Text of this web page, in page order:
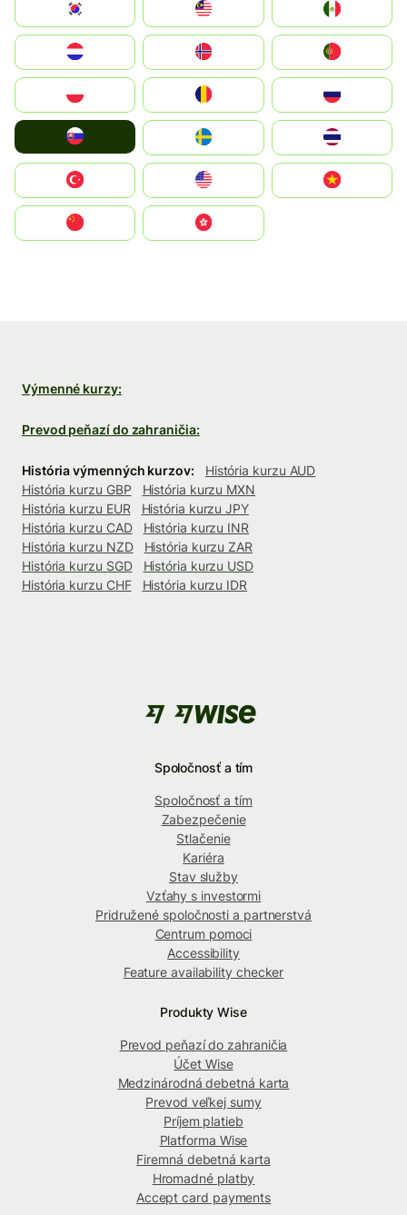
South Korea
United States
中國香港特別行政區
Výmenné kurzy:
Prevod peňazí do zahraničia:
História výmenných kurzov:
História kurzu AUD
História kurzu GBP
História kurzu MXN
História kurzu EUR
História kurzu JPY
História kurzu CAD
História kurzu INR
História kurzu NZD
História kurzu ZAR
História kurzu SGD
História kurzu USD
História kurzu CHF
História kurzu IDR
Spoločnosť a tím
Spoločnosť a tím
Zabezpečenie
Stlačenie
Kariéra
Stav služby
Vzťahy s investormi
Pridružené spoločnosti a partnerstvá
Centrum pomoci
Accessibility
Feature availability checker
Produkty Wise
Prevod peňazí do zahraničia
Účet Wise
Medzinárodná debetná karta
Prevod veľkej sumy
Príjem platieb
Platforma Wise
Firemná debetná karta
Hromadné platby
Accept card payments